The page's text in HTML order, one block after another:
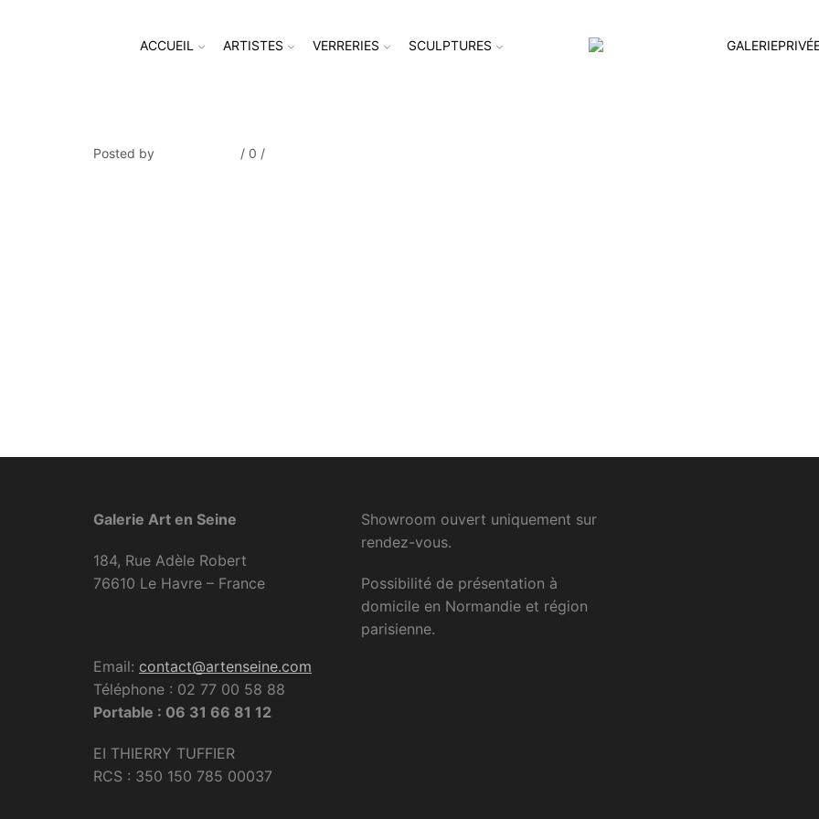
ACCUEIL ARTISTES VERRERIES SCULPTURES
Posted by / 0 /
Galerie Art en Seine
184, Rue Adèle Robert
76610 Le Havre – France
Email: contact@artenseine.com
Téléphone : 02 77 00 58 88
Portable : 06 31 66 81 12
EI THIERRY TUFFIER
RCS : 350 150 785 00037
Showroom ouvert uniquement sur
rendez-vous.
Possibilité de présentation à
domicile en Normandie et région
parisienne.